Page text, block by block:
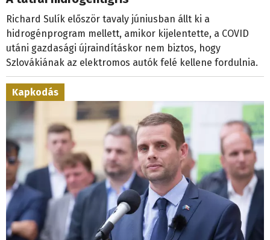
Richard Sulík először tavaly júniusban állt ki a
hidrogénprogram mellett, amikor kijelentette, a COVID
utáni gazdasági újraindításkor nem biztos, hogy
Szlovákiának az elektromos autók felé kellene fordulnia.
Kapkodás